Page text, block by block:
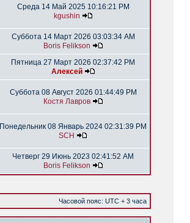
Среда 14 Май 2025 10:16:21 PM
kgushin
Суббота 14 Март 2026 03:03:34 AM
Boris Felikson
Пятница 27 Март 2026 02:37:42 PM
Алексей
Суббота 08 Август 2026 01:44:49 PM
Костя Лавров
Понедельник 08 Январь 2024 02:31:39 PM
SCH
Четверг 29 Июнь 2023 02:41:52 AM
Boris Felikson
Часовой пояс: UTC + 3 часа